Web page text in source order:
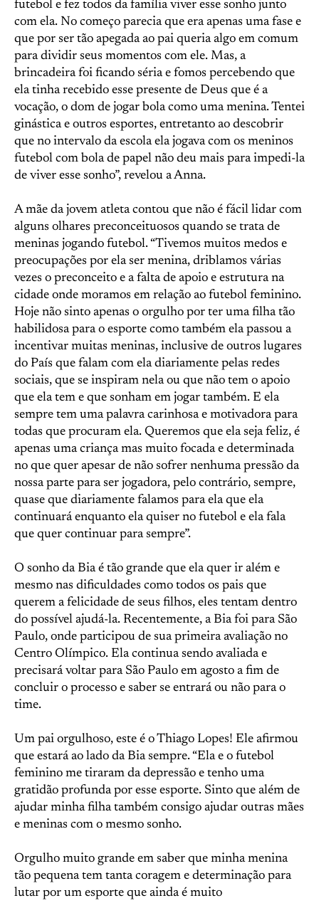
futebol e fez todos da família viver esse sonho junto
com ela. No começo parecia que era apenas uma fase e
que por ser tão apegada ao pai queria algo em comum
para dividir seus momentos com ele. Mas, a
brincadeira foi ficando séria e fomos percebendo que
ela tinha recebido esse presente de Deus que é a
vocação, o dom de jogar bola como uma menina. Tentei
ginástica e outros esportes, entretanto ao descobrir
que no intervalo da escola ela jogava com os meninos
futebol com bola de papel não deu mais para impedi-la
de viver esse sonho”, revelou a Anna.
A mãe da jovem atleta contou que não é fácil lidar com
alguns olhares preconceituosos quando se trata de
meninas jogando futebol. “Tivemos muitos medos e
preocupações por ela ser menina, driblamos várias
vezes o preconceito e a falta de apoio e estrutura na
cidade onde moramos em relação ao futebol feminino.
Hoje não sinto apenas o orgulho por ter uma filha tão
habilidosa para o esporte como também ela passou a
incentivar muitas meninas, inclusive de outros lugares
do País que falam com ela diariamente pelas redes
sociais, que se inspiram nela ou que não tem o apoio
que ela tem e que sonham em jogar também. E ela
sempre tem uma palavra carinhosa e motivadora para
todas que procuram ela. Queremos que ela seja feliz, é
apenas uma criança mas muito focada e determinada
no que quer apesar de não sofrer nenhuma pressão da
nossa parte para ser jogadora, pelo contrário, sempre,
quase que diariamente falamos para ela que ela
continuará enquanto ela quiser no futebol e ela fala
que quer continuar para sempre”.
O sonho da Bia é tão grande que ela quer ir além e
mesmo nas dificuldades como todos os pais que
querem a felicidade de seus filhos, eles tentam dentro
do possível ajudá-la. Recentemente, a Bia foi para São
Paulo, onde participou de sua primeira avaliação no
Centro Olímpico. Ela continua sendo avaliada e
precisará voltar para São Paulo em agosto a fim de
concluir o processo e saber se entrará ou não para o
time.
Um pai orgulhoso, este é o Thiago Lopes! Ele afirmou
que estará ao lado da Bia sempre. “Ela e o futebol
feminino me tiraram da depressão e tenho uma
gratidão profunda por esse esporte. Sinto que além de
ajudar minha filha também consigo ajudar outras mães
e meninas com o mesmo sonho.
Orgulho muito grande em saber que minha menina
tão pequena tem tanta coragem e determinação para
lutar por um esporte que ainda é muito